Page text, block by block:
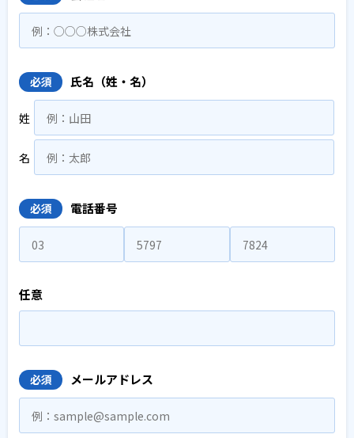
必須 氏名（姓・名）
姓
名
必須 電話番号
任意
必須 メールアドレス